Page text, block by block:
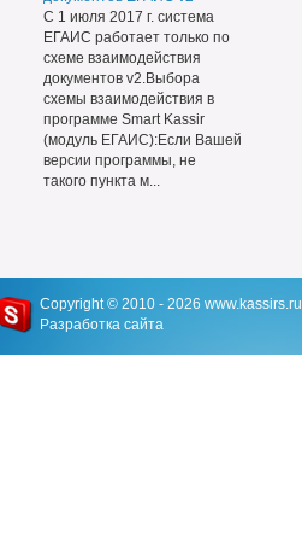
С 1 июля 2017 г. система
ЕГАИС работает только по
схеме взаимодействия
документов v2.Выбора
схемы взаимодействия в
программе Smart Kassir
(модуль ЕГАИС):Если Вашей
версии программы, не
такого пункта м...
Copyright © 2010 - 2026 www.kassirs.ru
Разработка сайта